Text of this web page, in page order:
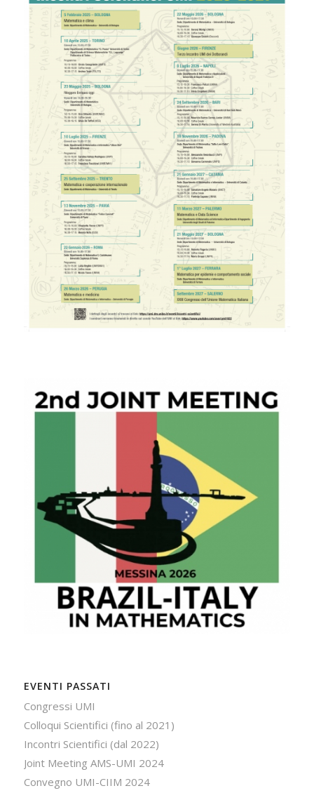
EVENTI PASSATI
Congressi UMI
Colloqui Scientifici (fino al 2021)
Incontri Scientifici (dal 2022)
Joint Meeting AMS-UMI 2024
Convegno UMI-CIIM 2024